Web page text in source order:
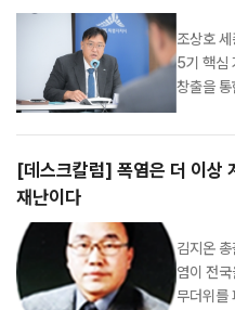
조상호 세종시장 조상호 세
5기 핵심
창출을
주문했다. 조 시장은 4일 시청 대회의실에서 열린
확대간부
직(TF)의
[데스크칼럼] 폭염은 더 이상
재난이다
김지온
염이 전
무더위를